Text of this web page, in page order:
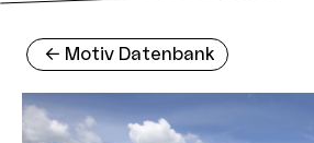
<- Motiv Datenbank